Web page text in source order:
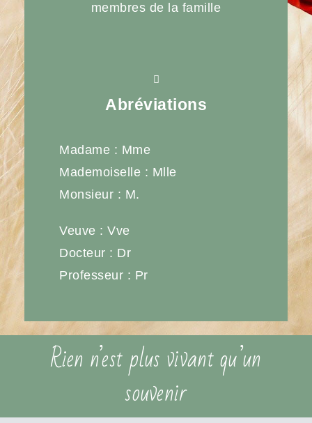
membres de la famille
Abréviations
Madame : Mme
Mademoiselle : Mlle
Monsieur : M.
Veuve : Vve
Docteur : Dr
Professeur : Pr
Rien n’est plus vivant qu’un
souvenir